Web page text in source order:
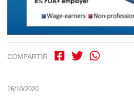
COMPARTIR
26/10/2020